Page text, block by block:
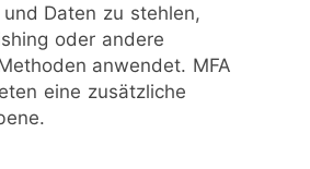
Daten zu stehlen,
oder andere
anwendet. MFA
eine zusätzliche